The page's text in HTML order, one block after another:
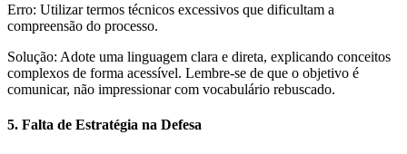
Erro: Utilizar termos técnicos excessivos que dificultam a
compreensão do processo.
Solução: Adote uma linguagem clara e direta, explicando conceitos
complexos de forma acessível. Lembre-se de que o objetivo é
comunicar, não impressionar com vocabulário rebuscado.
5. Falta de Estratégia na Defesa